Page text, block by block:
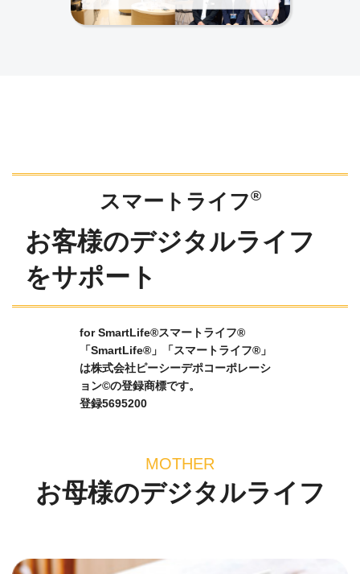
スマートライフ®
お客様のデジタルライフ
をサポート
for SmartLife®スマートライフ®
「SmartLife®」「スマートライフ®」
は株式会社ピーシーデポコーポレーシ
ョン©の登録商標です。
登録5695200
MOTHER
お母様のデジタルライフ